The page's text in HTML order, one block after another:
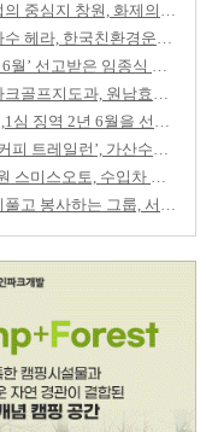
경남 창업의 중심지 창원, 화제의 스타트업을
다문화 가수 헤라, 한국친환경운동협회 건승 기
징역 ‘2년6월’ 선고받은 임종식 후보, 11
구미대 파크골프지도과, 원남효마실노인주간보호센
시민단체,1심 징역 2년 6월을 선고 받은 임
‘2025 펀커피 트레일런’, 가산수피아 물들
[추천]창원 스미스오토, 수입차 정비 전문업체
나누고 베풀고 봉사하는 그룹, 서울역 '따스한